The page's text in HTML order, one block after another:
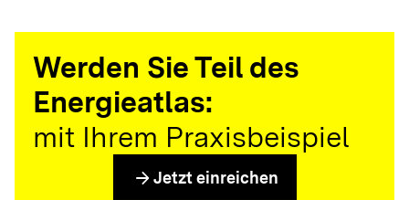
Werden Sie Teil des
Energieatlas:
mit Ihrem Praxisbeispiel
arrow_forward Jetzt einreichen